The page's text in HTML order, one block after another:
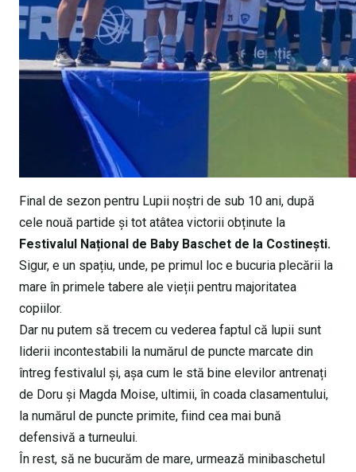
Final de sezon pentru Lupii noștri de sub 10 ani, după
cele nouă partide și tot atâtea victorii obținute la
Festivalul Național de Baby Baschet de la Costinești.
Sigur, e un spațiu, unde, pe primul loc e bucuria plecării la
mare în primele tabere ale vieții pentru majoritatea
copiilor.
Dar nu putem să trecem cu vederea faptul că lupii sunt
liderii incontestabili la numărul de puncte marcate din
întreg festivalul și, așa cum le stă bine elevilor antrenați
de Doru și Magda Moise, ultimii, în coada clasamentului,
la numărul de puncte primite, fiind cea mai bună
defensivă a turneului.
În rest, să ne bucurăm de mare, urmează minibaschetul